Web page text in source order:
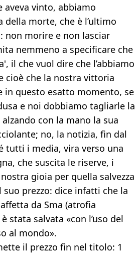
vinto, abbiamo
morte, che è l’ultimo
non morire e non lasciar
nemmeno a specificare che
il che vuol dire che l’abbiamo
cioè che la nostra vittoria
in questo esatto momento, se
e noi dobbiamo tagliarle la
con la mano la sua
no, la notizia, fin dal
tutti i media, vira verso una
che suscita le riserve, i
gioia per quella salvezza
prezzo: dice infatti che la
da Sma (atrofia
stata salvata «con l’uso del
al mondo».
il prezzo fin nel titolo: 1